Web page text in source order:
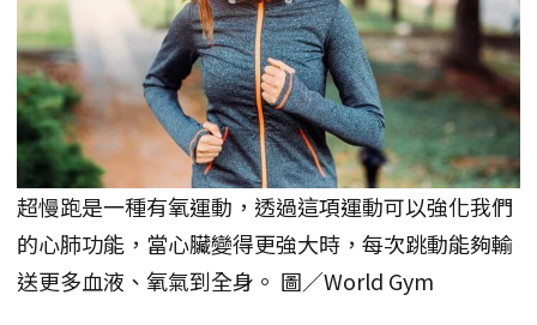
超慢跑是一種有氧運動，透過這項運動可以強化我們
的心肺功能，當心臟變得更強大時，每次跳動能夠輸
送更多血液、氧氣到全身。 圖／World Gym